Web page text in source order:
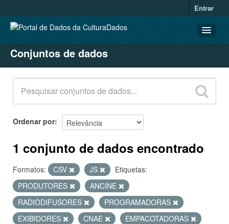
Entrar
CONJUNTOS DE DADOS
ORGANIZAÇÕES
GRUPOS
SOBRE
Conjuntos de dados
Ordenar por
1 conjunto de dados encontrado
Formatos: CSV JS
Etiquetas:
PRODUTORES
ANCINE
RADIODIFUSORES
PROGRAMADORAS
EXIBIDORES
CNAE
EMPACOTADORAS